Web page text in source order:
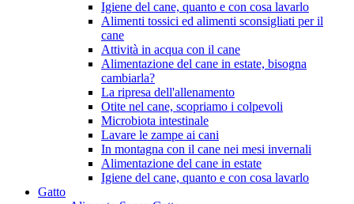
Igiene del cane, quanto e con cosa lavarlo
Alimenti tossici ed alimenti sconsigliati per il
cane
Attività in acqua con il cane
Alimentazione del cane in estate, bisogna
cambiarla?
La ripresa dell'allenamento
Otite nel cane, scopriamo i colpevoli
Microbiota intestinale
Lavare le zampe ai cani
In montagna con il cane nei mesi invernali
Alimentazione del cane in estate
Igiene del cane, quanto e con cosa lavarlo
Gatto